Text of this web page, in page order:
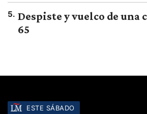
5. Despiste y vuelco de una
65
ESTE SÁBADO